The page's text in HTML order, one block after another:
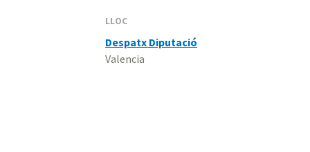
LLOC
Despatx Diputació
Valencia